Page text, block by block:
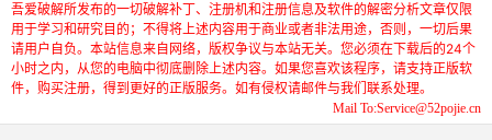
吾爱破解所发布的一切破解补丁、注册机和注册信息及软件的解密分析文章仅限
用于学习和研究目的；不得将上述内容用于商业或者非法用途，否则，一切后果
请用户自负。本站信息来自网络，版权争议与本站无关。您必须在下载后的24个
小时之内，从您的电脑中彻底删除上述内容。如果您喜欢该程序，请支持正版软
件，购买注册，得到更好的正版服务。如有侵权请邮件与我们联系处理。
Mail To:Service@52pojie.cn